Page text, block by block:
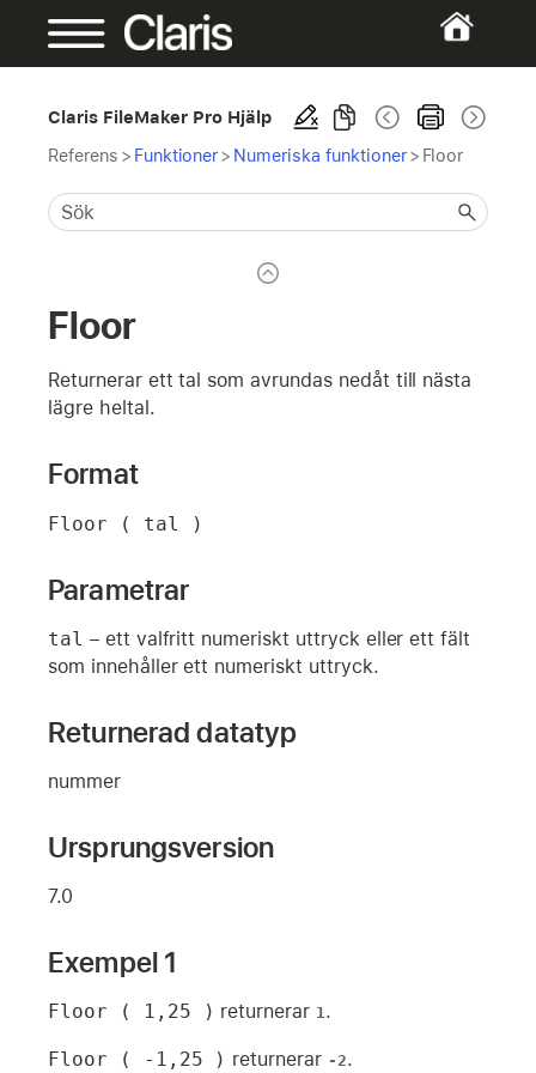
Claris FileMaker Pro Hjälp
Referens > Funktioner> Numeriska funktioner > Floor
Floor
Returnerar ett tal som avrundas nedåt till nästa
lägre heltal.
Format
Floor ( tal )
Parametrar
tal – ett valfritt numeriskt uttryck eller ett fält
som innehåller ett numeriskt uttryck.
Returnerad datatyp
nummer
Ursprungsversion
7.0
Exempel 1
Floor ( 1,25 ) returnerar 1 .
Floor ( -1,25 ) returnerar -2.